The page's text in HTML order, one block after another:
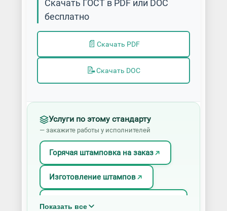
Скачать ГОСТ в PDF или DOC
бесплатно
📄 Скачать PDF
📝Скачать DOC
Услуги по этому стандарту
— закажите работы у исполнителей
Горячая штамповка на заказ
Изготовление штампов
Показать все